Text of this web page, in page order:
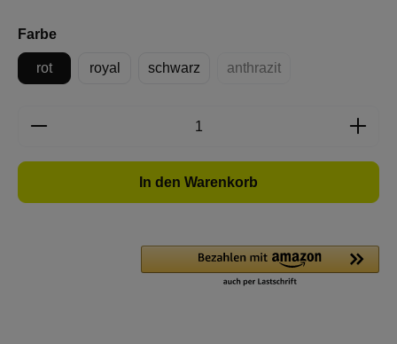
Farbeauswählen
rot royal schwarz anthrazit
(Diese Option ist zurzeit
Produkt Anzahl: Gib den gewünschten
In den Warenkorb